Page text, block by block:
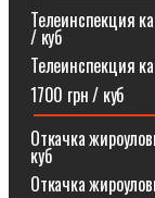
/ куб
Телеинспекция
1700 грн / куб
Откачка
куб
Откачка